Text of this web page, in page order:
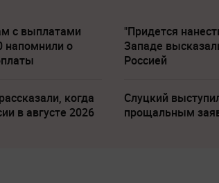
с выплатами
напомнили о
"Придется
Западе
Россией
когда
в августе 2026
Слуцкий
прощальным